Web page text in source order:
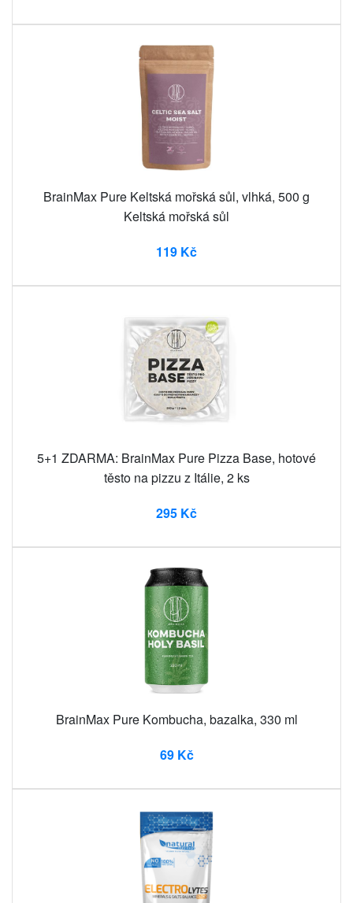
BrainMax Pure Keltská mořská sůl, vlhká, 500 g
Keltská mořská sůl
119 Kč
5+1 ZDARMA: BrainMax Pure Pizza Base, hotové
těsto na pizzu z Itálie, 2 ks
295 Kč
BrainMax Pure Kombucha, bazalka, 330 ml
69 Kč